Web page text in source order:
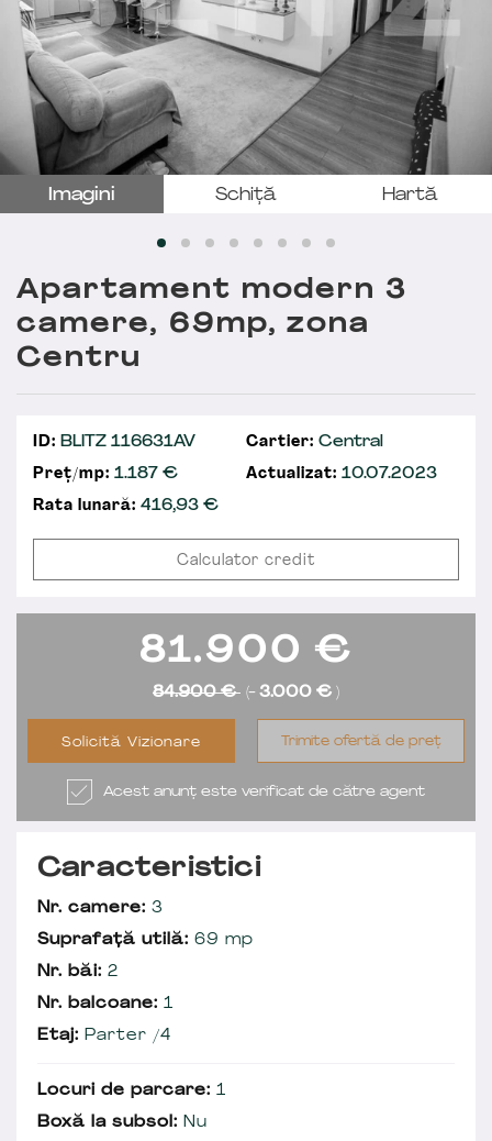
Imagini Schiță Hartă
Apartament modern 3
camere, 69mp, zona
Centru
ID: BLITZ 116631AV Cartier: Central
Preț/mp: 1.187 € Actualizat: 10.07.2023
Rata lunară: 416,93€
Calculator credit
81.900 €
84.900 € (- 3.000 € )
Solicită Vizionare Trimite ofertă de preț
Acest anunț este verificat de către agent
Caracteristici
Nr. camere: 3
Suprafață utilă: 69 mp
Nr. băi: 2
Nr. balcoane: 1
Etaj: Parter /4
Locuri de parcare: 1
Boxă la subsol: Nu